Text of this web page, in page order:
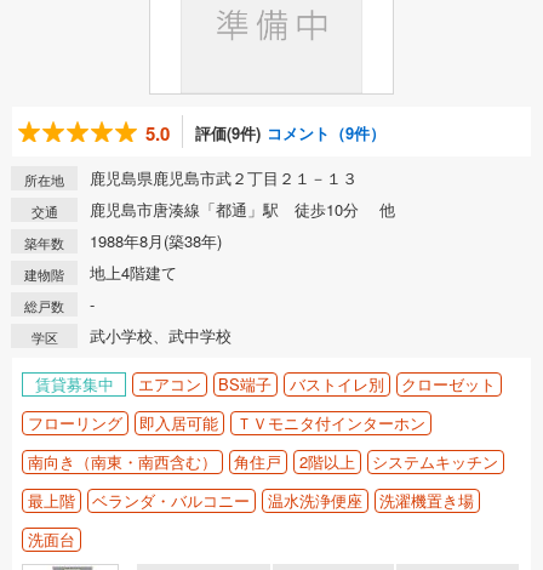
5.0 評価(9件) コメント（9件）
所在地 鹿児島県鹿児島市武２丁目２１－１３
交通 鹿児島市唐湊線「都通」駅 徒歩10分 他
築年数 1988年8月(築38年)
建物階 地上4階建て
総戸数 -
学区 武小学校、武中学校
賃貸募集中 エアコン BS端子 バストイレ別
クローゼット
フローリング
即入居可能
ＴＶモニタ付インターホン
南向き（南東・南西含む）
角住戸 2階以上
システムキッチン
最上階
ベランダ・バルコニー 温水洗浄便座
洗濯機置き場
洗面台